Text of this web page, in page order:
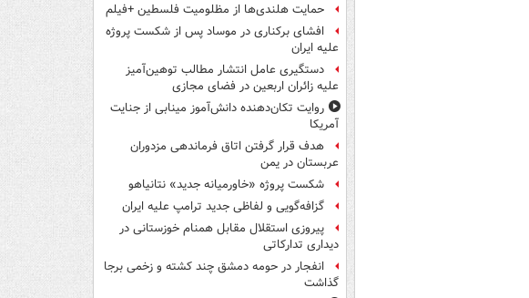
حمایت هلندی‌ها از مظلومیت فلسطین +فیلم
افشای برکناری در موساد پس از شکست پروژه
علیه ایران
دستگیری عامل انتشار مطالب توهین‌آمیز
علیه زائران اربعین در فضای مجازی
روایت تکان‌دهنده دانش‌آموز مینابی از جنایت
آمریکا
هدف قرار گرفتن اتاق‌ فرماندهی مزدوران
عربستان در یمن
شکست پروژه «خاورمیانه جدید» نتانیاهو
گزافه‌گویی و لفاظی جدید ترامپ علیه ایران
پیروزی استقلال مقابل همنام خوزستانی در
دیداری تدارکاتی
انفجار در حومه دمشق چند کشته و زخمی برجا
گذاشت